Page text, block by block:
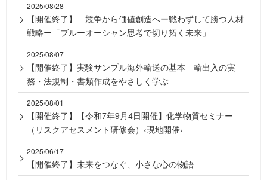
2025/08/28
【開催終了】 競争から価値創造へー戦わずして勝つ人材
戦略ー「ブルーオーシャン思考で切り拓く未来」
2025/08/07
【開催終了】実験サンプル海外輸送の基本 輸出入の実
務・法規制・書類作成をやさしく学ぶ
2025/08/01
【開催終了】【令和7年9月4日開催】化学物質セミナー
（リスクアセスメント研修会）‹現地開催›
2025/06/17
【開催終了】未来をつなぐ、小さな心の物語